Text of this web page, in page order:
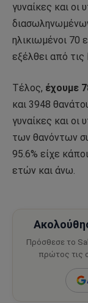
γυναίκες και οι
ηλικιωμένοι 70
εξέλθει από
Τέλος, έχουμε
και 3948
γυναίκες και οι
των θανόντων
95.6% είχε
ετών και άνω.
Πρόσθεσε το
πρώτος τις